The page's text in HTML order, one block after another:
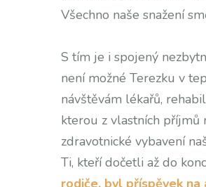
Všechno naše snažení
S tím je i spojený
není možné Terezku v
návštěvám lékařů,
kterou z vlastních příjmů
zdravotnické vybavení
Ti, kteří dočetli až do
rodiče, byl příspěvek